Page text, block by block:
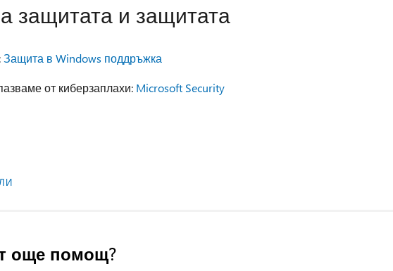
защитата и защитата
Защита в Windows поддръжка
от киберзаплахи: Microsoft Security
още помощ?